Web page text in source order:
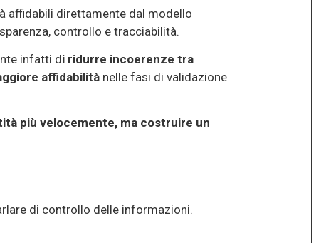
affidabili direttamente dal modello
controllo e tracciabilità.
infatti di ridurre incoerenze tra
affidabilità nelle fasi di validazione
più velocemente, ma costruire un
di controllo delle informazioni.